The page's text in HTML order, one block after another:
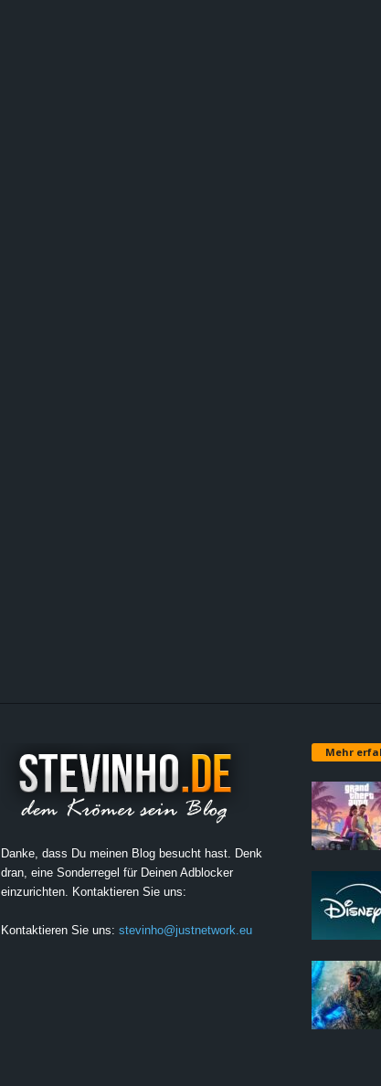
Danke, dass Du meinen Blog besucht hast. Denk
dran, eine Sonderregel für Deinen Adblocker
einzurichten. Kontaktieren Sie uns:
Kontaktieren Sie uns: stevinho@justnetwork.eu
Mehr